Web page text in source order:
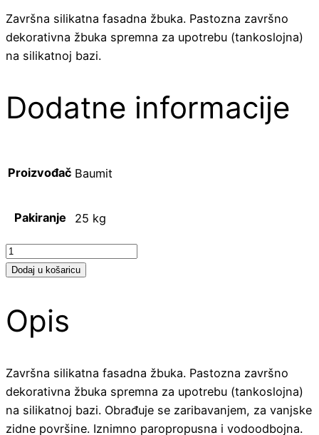
Završna silikatna fasadna žbuka. Pastozna završno
dekorativna žbuka spremna za upotrebu (tankoslojna)
na silikatnoj bazi.
Dodatne informacije
Proizvođač Baumit
Pakiranje 25 kg
Baumit
SilikatTop
Dodaj u košaricu
Opis
Završna silikatna fasadna žbuka. Pastozna završno
dekorativna žbuka spremna za upotrebu (tankoslojna)
na silikatnoj bazi. Obrađuje se zaribavanjem, za vanjske
zidne površine. Iznimno paropropusna i vodoodbojna.